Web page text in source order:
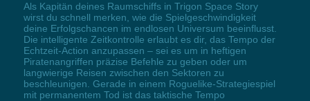
Als Kapitän deines Raumschiffs in Trigon Space Story
wirst du schnell merken, wie die Spielgeschwindigkeit
deine Erfolgschancen im endlosen Universum beeinflusst.
Die intelligente Zeitkontrolle erlaubt es dir, das Tempo der
Echtzeit-Action anzupassen – sei es um in heftigen
Piratenangriffen präzise Befehle zu geben oder um
langwierige Reisen zwischen den Sektoren zu
beschleunigen. Gerade in einem Roguelike-Strategiespiel
mit permanentem Tod ist das taktische Tempo